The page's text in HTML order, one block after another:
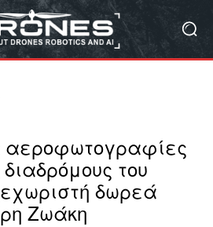
αεροφωτογραφίες
του
δωρεά
Ζωάκη